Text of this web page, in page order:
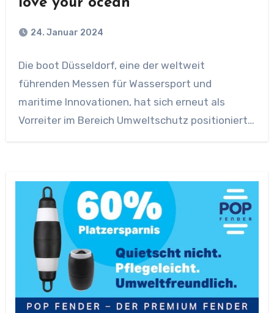
love your ocean
24. Januar 2024
Die boot Düsseldorf, eine der weltweit
führenden Messen für Wassersport und
maritime Innovationen, hat sich erneut als
Vorreiter im Bereich Umweltschutz positioniert.